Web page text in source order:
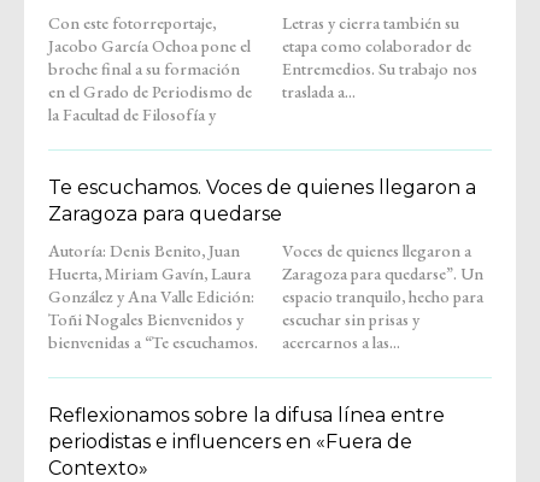
Con este fotorreportaje,
Jacobo García Ochoa pone el
broche final a su formación
en el Grado de Periodismo de
la Facultad de Filosofía y
Letras y cierra también su
etapa como colaborador de
Entremedios. Su trabajo nos
traslada a...
Te escuchamos. Voces de quienes llegaron a
Zaragoza para quedarse
Autoría: Denis Benito, Juan
Huerta, Miriam Gavín, Laura
González y Ana Valle Edición:
Toñi Nogales Bienvenidos y
bienvenidas a “Te escuchamos.
Voces de quienes llegaron a
Zaragoza para quedarse”. Un
espacio tranquilo, hecho para
escuchar sin prisas y
acercarnos a las...
Reflexionamos sobre la difusa línea entre
periodistas e influencers en «Fuera de
Contexto»